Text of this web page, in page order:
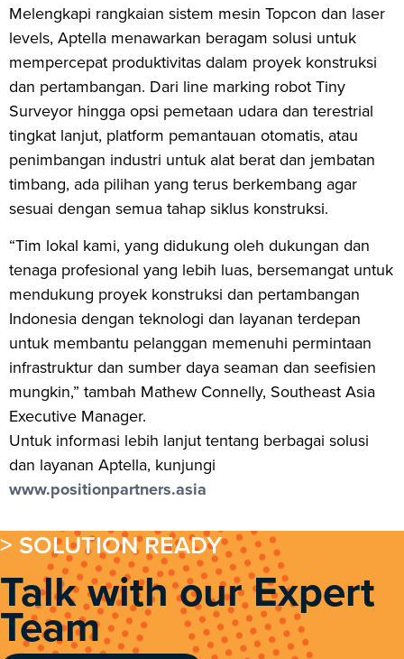
Melengkapi rangkaian sistem mesin Topcon dan laser
levels, Aptella menawarkan beragam solusi untuk
mempercepat produktivitas dalam proyek konstruksi
dan pertambangan. Dari line marking robot Tiny
Surveyor hingga opsi pemetaan udara dan terestrial
tingkat lanjut, platform pemantauan otomatis, atau
penimbangan industri untuk alat berat dan jembatan
timbang, ada pilihan yang terus berkembang agar
sesuai dengan semua tahap siklus konstruksi.
“Tim lokal kami, yang didukung oleh dukungan dan
tenaga profesional yang lebih luas, bersemangat untuk
mendukung proyek konstruksi dan pertambangan
Indonesia dengan teknologi dan layanan terdepan
untuk membantu pelanggan memenuhi permintaan
infrastruktur dan sumber daya seaman dan seefisien
mungkin,” tambah Mathew Connelly, Southeast Asia
Executive Manager.
Untuk informasi lebih lanjut tentang berbagai solusi
dan layanan Aptella, kunjungi
www.positionpartners.asia
> SOLUTION READY
Talk with our Expert
Team